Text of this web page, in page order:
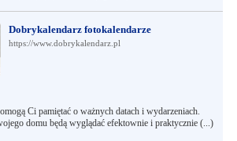
Dobrykalendarz fotokalendarze
https://www.dobrykalendarz.pl
Ci pamiętać o ważnych datach i wydarzeniach.
domu będą wyglądać efektownie i praktycznie (...)